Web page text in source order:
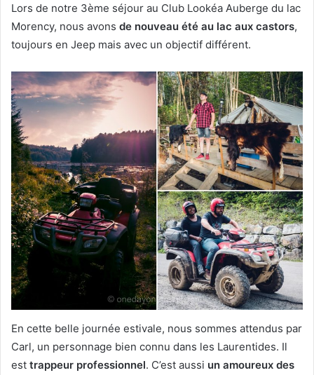
Lors de notre 3ème séjour au Club Lookéa Auberge du lac
Morency, nous avons de nouveau été au lac aux castors,
toujours en Jeep mais avec un objectif différent.
En cette belle journée estivale, nous sommes attendus par
Carl, un personnage bien connu dans les Laurentides. Il
est trappeur professionnel. C’est aussi un amoureux des